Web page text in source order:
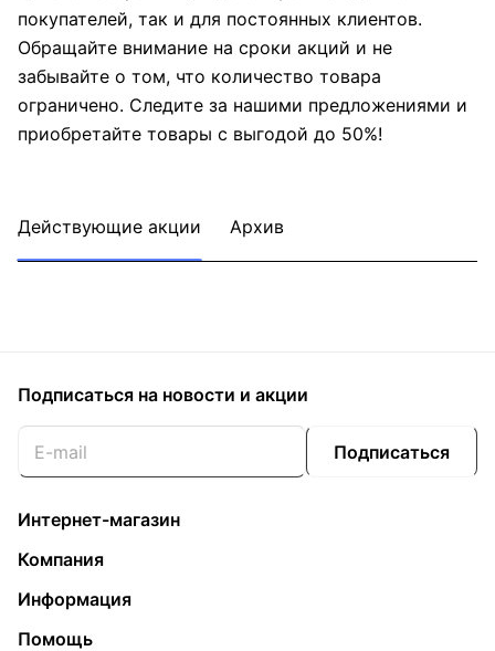
покупателей, так и для постоянных клиентов.
Обращайте внимание на сроки акций и не
забывайте о том, что количество товара
ограничено. Следите за нашими предложениями и
приобретайте товары с выгодой до 50%!
Действующие акции Архив
Подписаться на новости и акции
Подписаться
Интернет-магазин
Компания
Информация
Помощь